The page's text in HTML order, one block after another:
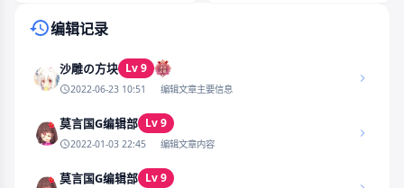
编辑记录
沙雕の方块 Lv 9
2022-06-23 10:51 编辑文章主要信息
莫言国G编辑部 Lv 9
2022-01-03 22:45 编辑文章内容
莫言国G编辑部 Lv 9